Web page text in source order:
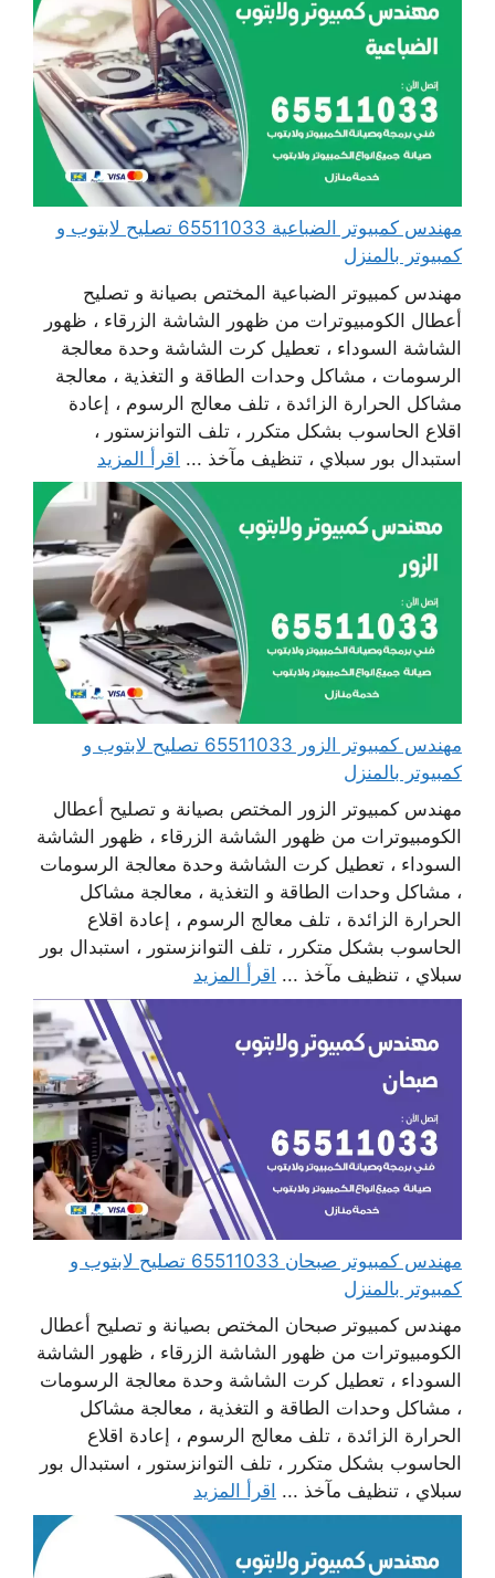
مهندس كمبيوتر الضباعية 65511033 تصليح لابتوب و
كمبيوتر بالمنزل
مهندس كمبيوتر الضباعية المختص بصيانة و تصليح
أعطال الكومبيوترات من ظهور الشاشة الزرقاء ، ظهور
الشاشة السوداء ، تعطيل كرت الشاشة وحدة معالجة
الرسومات ، مشاكل وحدات الطاقة و التغذية ، معالجة
مشاكل الحرارة الزائدة ، تلف معالج الرسوم ، إعادة
اقلاع الحاسوب بشكل متكرر ، تلف التوانزستور ،
استبدال بور سبلاي ، تنظيف مآخذ ... اقرأ المزيد
مهندس كمبيوتر الزور 65511033 تصليح لابتوب و
كمبيوتر بالمنزل
مهندس كمبيوتر الزور المختص بصيانة و تصليح أعطال
الكومبيوترات من ظهور الشاشة الزرقاء ، ظهور الشاشة
السوداء ، تعطيل كرت الشاشة وحدة معالجة الرسومات
، مشاكل وحدات الطاقة و التغذية ، معالجة مشاكل
الحرارة الزائدة ، تلف معالج الرسوم ، إعادة اقلاع
الحاسوب بشكل متكرر ، تلف التوانزستور ، استبدال بور
سبلاي ، تنظيف مآخذ ... اقرأ المزيد
مهندس كمبيوتر صبحان 65511033 تصليح لابتوب و
كمبيوتر بالمنزل
مهندس كمبيوتر صبحان المختص بصيانة و تصليح أعطال
الكومبيوترات من ظهور الشاشة الزرقاء ، ظهور الشاشة
السوداء ، تعطيل كرت الشاشة وحدة معالجة الرسومات
، مشاكل وحدات الطاقة و التغذية ، معالجة مشاكل
الحرارة الزائدة ، تلف معالج الرسوم ، إعادة اقلاع
الحاسوب بشكل متكرر ، تلف التوانزستور ، استبدال بور
سبلاي ، تنظيف مآخذ ... اقرأ المزيد